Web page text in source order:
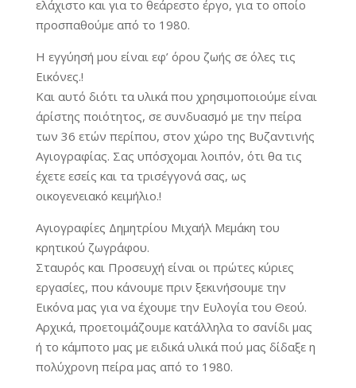
ελάχιστο και για το θεάρεστο έργο, για το οποίο
προσπαθούμε από το 1980.
Η εγγύησή μου είναι εφ’ όρου ζωής σε όλες τις
Εικόνες.!
Και αυτό διότι τα υλικά που χρησιμοποιούμε είναι
άρίστης ποιότητος, σε συνδυασμό με την πείρα
των 36 ετών περίπου, στον χώρο της Βυζαντινής
Αγιογραφίας. Σας υπόσχομαι λοιπόν, ότι θα τις
έχετε εσείς και τα τρισέγγονά σας, ως
οικογενειακό κειμήλιο.!
Αγιογραφίες Δημητρίου Μιχαήλ Μεμάκη του
κρητικού ζωγράφου.
Σταυρός και Προσευχή είναι οι πρώτες κύριες
εργασίες, που κάνουμε πριν ξεκινήσουμε την
Εικόνα μας για να έχουμε την Ευλογία του Θεού.
Αρχικά, προετοιμάζουμε κατάλληλα το σανίδι μας
ή το κάμποτο μας με ειδικά υλικά πού μας δίδαξε η
πολύχρονη πείρα μας από το 1980.